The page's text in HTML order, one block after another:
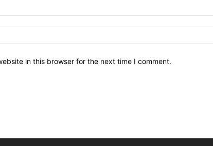
in this browser for the next time I comment.